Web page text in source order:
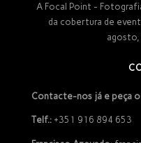
A Focal Point -
da cobertura de
agosto,
Contacte-nos já e peça o
Telf.:+351 916 894 653